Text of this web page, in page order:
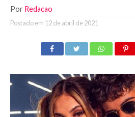
Por Redacao
Postado em 12 de abril de 2021